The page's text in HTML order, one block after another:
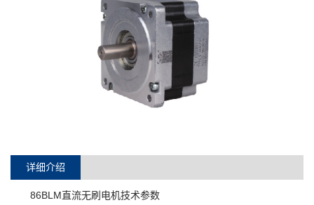
详细介绍
86BLM直流无刷电机技术参数